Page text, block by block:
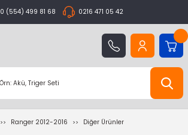
0 (554) 499 81 68 0216 471 05 42
Ranger 2012-2016 Diğer Ürünler